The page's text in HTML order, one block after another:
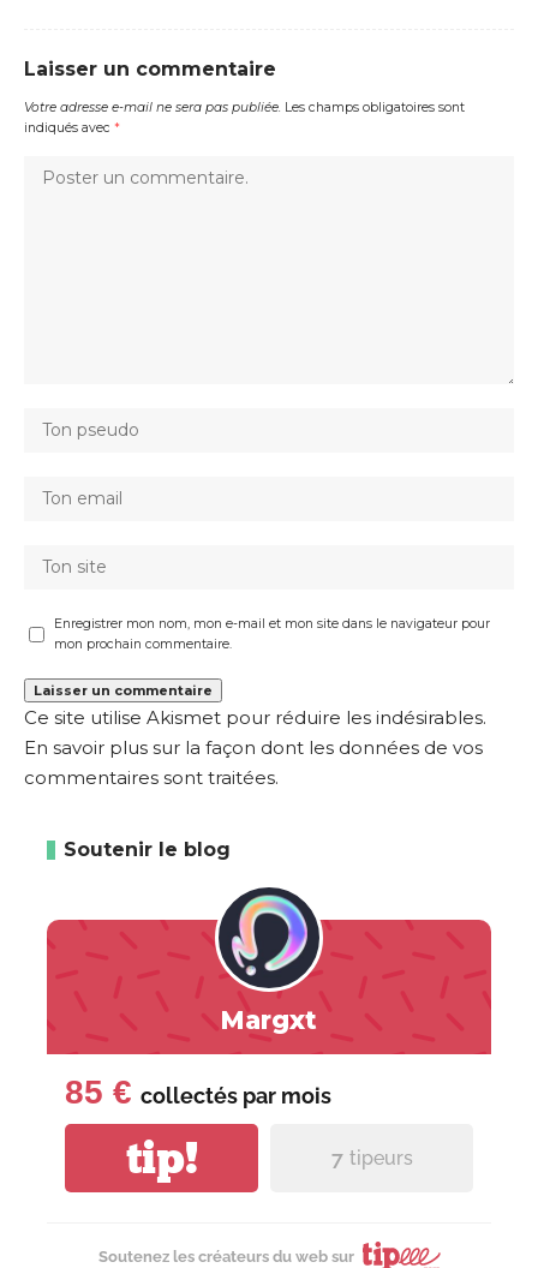
Laisser un commentaire
Votre adresse e-mail ne sera pas publiée. Les champs obligatoires sont
indiqués avec *
Enregistrer mon nom, mon e-mail et mon site dans le navigateur pour
mon prochain commentaire.
Ce site utilise Akismet pour réduire les indésirables.
En savoir plus sur la façon dont les données de vos
commentaires sont traitées.
Soutenir le blog
Margxt
85 € collectés par mois
tip! 7 tipeurs
Soutenez les créateurs du web sur